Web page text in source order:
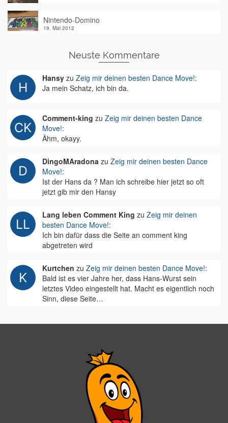
Nintendo-Domino
19. Mai 2012
Neuste Kommentare
Hansy zu Zeig mir deinen besten Dance Move!:
Ja mein Schatz, ich bin da.
Comment-king zu Zeig mir deinen besten Dance
Move!:
Ähm, okayy.
DingoMAradona zu Zeig mir deinen besten Dance
Move!:
Ist der Hans da ? Man ich schreibe hier jetzt so oft
jetzt gib mir den Hansy
Lang leben Comment King zu Zeig mir deinen
besten Dance Move!:
Ich bin dafür dass die Seite an comment king
abgetreten wird
Kurtchen zu Zeig mir deinen besten Dance Move!:
Bald ist es vier Jahre her, dass Hans-Wurst sein
letztes Video eingestellt hat. Macht es eigentlich noch
Sinn, diese Seite…